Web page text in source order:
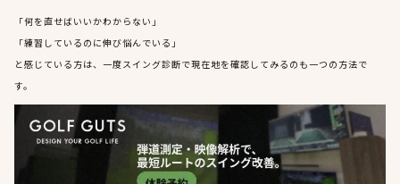
「何を直せばいいかわからない」
「練習しているのに伸び悩んでいる」
と感じている方は、一度スイング診断で現在地を確認してみるのも一つの方法で
す。